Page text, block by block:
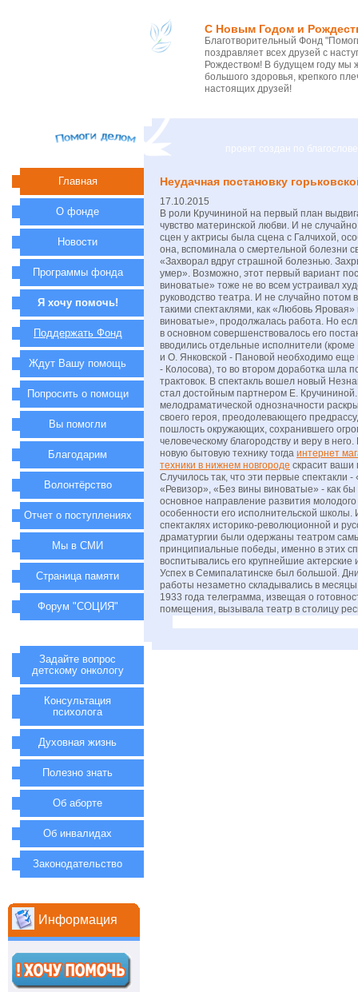
С Новым Годом и
Благотворительный Фонд
поздравляет всех друзей с
Рождеством! В будущем году
большого здоровья, крепкого
настоящих друзей!
проект создан по
Неудачная постановку
17.10.2015
В роли Кручининой на первый план
чувство материнской любви. И не
сцен у актрисы была сцена с Галчихой,
она, вспоминала о смертельной болезни
«Захворал вдруг страшной болезнью.
умер». Возможно, этот первый вариант
виноватые» тоже не во всем устраивал
руководство театра. И не случайно потом
такими спектаклями, как «Любовь
виноватые», продолжалась работа. Но
в основном совершенствовалось его
вводились отдельные исполнители
и О. Янковской - Пановой необходимо еще
- Колосова), то во втором доработка шла
трактовок. В спектакль вошел новый
стал достойным партнером Е. Кручининой.
мелодраматической однозначности
своего героя, преодолевающего
пошлость окружающих, сохранившего
человеческому благородству и веру в
новую бытовую технику тогда интернет
техники в нижнем новгороде скрасит ваши
Случилось так, что эти первые спектакли
«Ревизор», «Без вины виноватые» - как бы
основное направление развития
особенности его исполнительской
спектаклях историко-революционной и
драматургии были одержаны театром
принципиальные победы, именно в этих
воспитывались его крупнейшие актерские
Успех в Семипалатинске был большой.
работы незаметно складывались в
1933 года телеграмма, извещая о
помещения, вызывала театр в столицу
Главная
О фонде
Новости
Программы фонда
Я хочу помочь!
Поддержать Фонд
Ждут Вашу помощь
Попросить о помощи
Вы помогли
Благодарим
Волонтёрство
Отчет о поступлениях
Мы в СМИ
Страница памяти
Форум "СОЦИЯ"
Задайте вопрос
детскому онкологу
Консультация
психолога
Духовная жизнь
Полезно знать
Об аборте
Об инвалидах
Законодательство
Информация